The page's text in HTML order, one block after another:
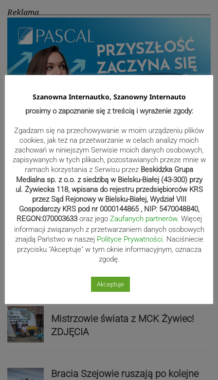
Reklama
Sport
Beniaminek ze spadkowiczem na
remis. Podbeskidzie – Lechia 2:2 |
ZDJĘCIA
Biało-zieloni nadal niepokonani.
Mistrzowie świata z MCK Żywiec!
ZDJĘCIA
Bracia Szejowie ruszają po kolejne
Szanowna Internautko, Szanowny Internauto
prosimy o zapoznanie się z treścią i wyrażenie zgody:
Zgadzam się na przechowywanie w moim urządzeniu plików
cookies, jak też na przetwarzanie w celach analizy moich
zachowań w niniejszym Serwisie moich danych osobowych,
zapisywanych w tych plikach, pozostawianych przeze mnie w
ramach korzystania z Serwisu przez Beskidzka Grupa
Medialna sp. z o.o. z siedzibą w Bielsku-Białej (43-300) przy
ul. Żywiecka 118, wpisana do rejestru przedsiębiorców KRS
przez Sąd Rejonowy w Bielsku-Białej, Wydział VIII
Gospodarczy KRS pod nr 0000144865 , NIP: 5470048840,
REGON:070003633 oraz jego Zaufanych partnerów. Więcej
informacji związanych z przetwarzaniem danych osobowych
znajdą Państwo w naszej Polityce Prywatności. Naciśniecie
przycisku "Akceptuje" w tym oknie informacyjnym, oznacza
zgodę.
Akceptuje